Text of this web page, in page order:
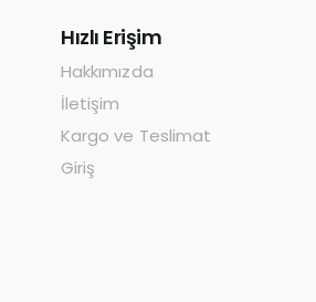
Hızlı Erişim
Hakkımızda
İletişim
Kargo ve Teslimat
Giriş